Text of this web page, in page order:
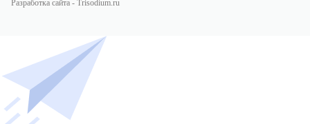
Разработка сайта - Trisodium.ru